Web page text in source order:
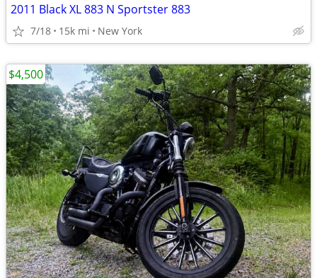
2011 Black XL 883 N Sportster 883
7/18 15k mi New York
$4,500